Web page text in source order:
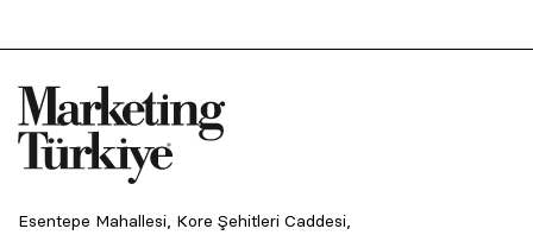
Esentepe Mahallesi, Kore Şehitleri Caddesi,